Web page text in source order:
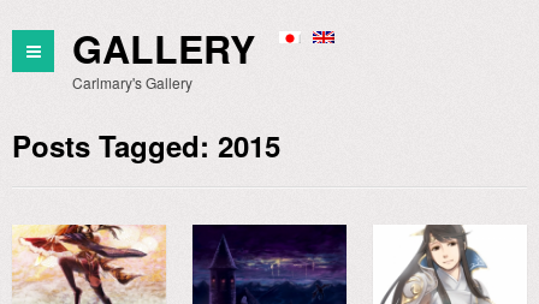
GALLERY
Carlmary's Gallery
Posts Tagged: 2015